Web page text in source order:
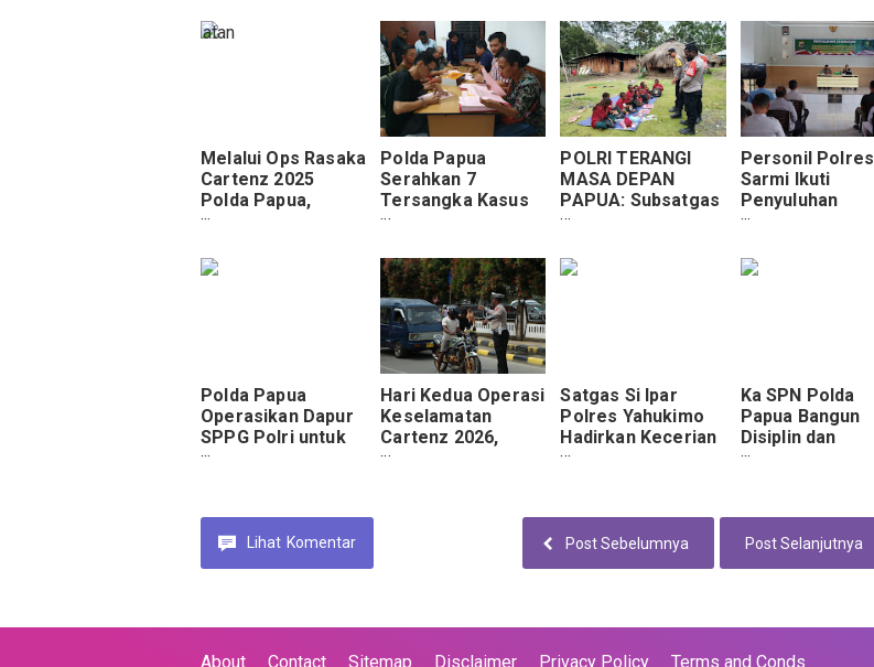
Melalui Ops Rasaka
Cartenz 2025
Polda Papua,
Satgas Keladi Sagu
Sulit. Warga
Polda Papua
Serahkan 7
Tersangka Kasus
Tambang Emas
Negeri Jayapura
POLRI TERANGI
MASA DEPAN
PAPUA: Subsatgas
SI-IPAR Operasi
Hadirkan
Personil Polres
Sarmi Ikuti
Penyuluhan
Kesehatan
Pengendalian
Polda Papua
Operasikan Dapur
SPPG Polri untuk
Dukung Tumbuh
Makan Bergizi
Gratis
Hari Kedua Operasi
Keselamatan
Cartenz 2026,
Ditlantas Polda
Satgas Si Ipar
Polres Yahukimo
Hadirkan Kecerian
Belajar Bagi Anak-
Ka SPN Polda
Papua Bangun
Disiplin dan
Kebersamaan
Pengasuhan
Lihat Komentar Post Selanjutnya
Post Sebelumnya
About Contact Sitemap Disclaimer Privacy Policy Terms and Conds